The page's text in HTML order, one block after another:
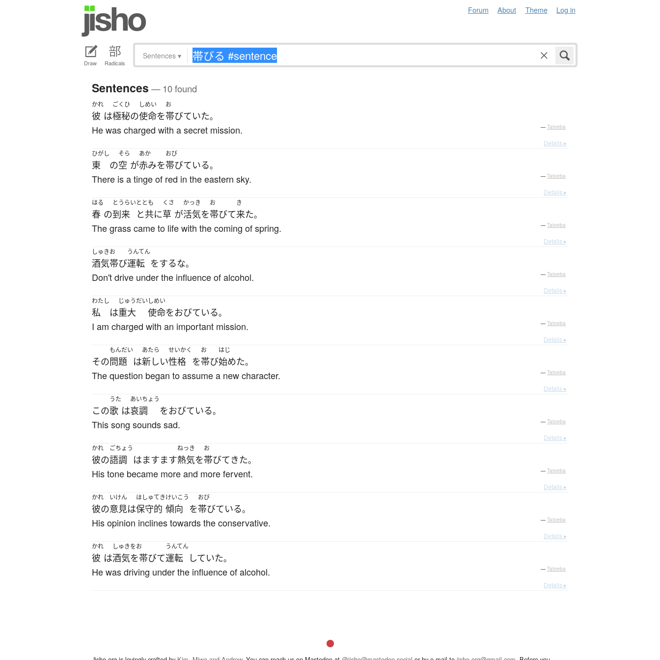
Forum About Theme Log in
Draw Radicals
Sentences ▾
Sentences — 10 found
かれ
彼 は
ごくひ
極秘の
しめい
使命を
お
帯びていた。
He was charged with a secret mission. — Tatoeba
Details ▸
ひがし
東 の
そら
空 が
あか
赤みを
おび
帯びている。
There is a tinge of red in the eastern sky. — Tatoeba
Details ▸
はる
春 の
とうらい
到来
ととも
と共に
くさ
草 が
かっき
活気を
お
帯びて
き
来た。
The grass came to life with the coming of spring. — Tatoeba
Details ▸
しゅき
酒気
お
帯び
うんてん
運転 をするな。
Don't drive under the influence of alcohol. — Tatoeba
Details ▸
わたし
私 は
じゅうだい
重大
しめい
使命をおびている。
I am charged with an important mission. — Tatoeba
Details ▸
その
もんだい
問題 は
あたら
新しい
せいかく
性格 を
お
帯び
はじ
始めた。
The question began to assume a new character. — Tatoeba
Details ▸
この
うた
歌 は
あいちょう
哀調 をおびている。
This song sounds sad. — Tatoeba
Details ▸
かれ
彼の
ごちょう
語調 はますます
ねっき
熱気を
お
帯びて きた。
His tone became more and more fervent. — Tatoeba
Details ▸
かれ
彼の
いけん
意見は
ほしゅてき
保守的
けいこう
傾向 を
おび
帯びている。
His opinion inclines towards the conservative. — Tatoeba
Details ▸
かれ
彼 は
しゅきをお
酒気を帯びて
うんてん
運転 していた。
He was driving under the influence of alcohol. — Tatoeba
Details ▸